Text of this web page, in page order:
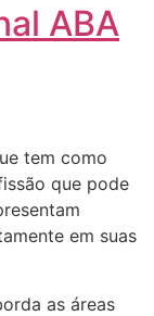
ABA
tem como
que pode
em suas
as áreas